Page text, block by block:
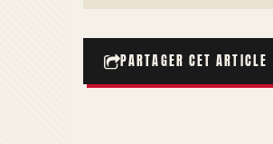
PARTAGER CET ARTICLE